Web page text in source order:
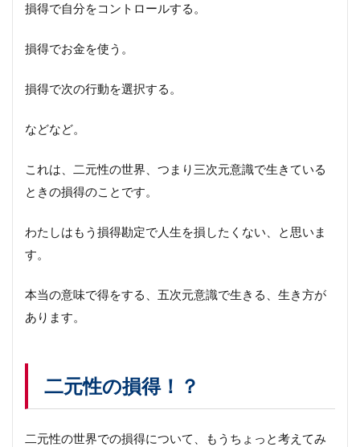
損得で自分をコントロールする。
損得でお金を使う。
損得で次の行動を選択する。
などなど。
これは、二元性の世界、つまり三次元意識で生きている
ときの損得のことです。
わたしはもう損得勘定で人生を損したくない、と思いま
す。
本当の意味で得をする、五次元意識で生きる、生き方が
あります。
二元性の損得！？
二元性の世界での損得について、もうちょっと考えてみ